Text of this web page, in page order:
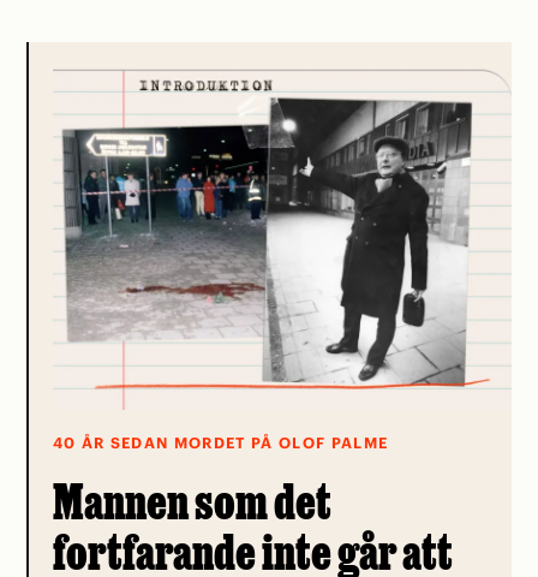
40 ÅR SEDAN MORDET PÅ OLOF PALME
Mannen som det
fortfarande inte går att